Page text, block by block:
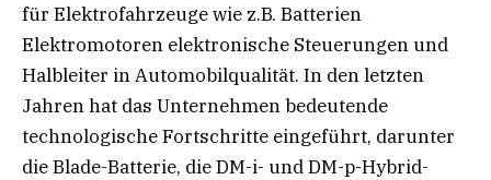
für Elektrofahrzeuge wie z.B. Batterien
Elektromotoren elektronische Steuerungen und
Halbleiter in Automobilqualität. In den letzten
Jahren hat das Unternehmen bedeutende
technologische Fortschritte eingeführt, darunter
die Blade-Batterie, die DM-i- und DM-p-Hybrid-